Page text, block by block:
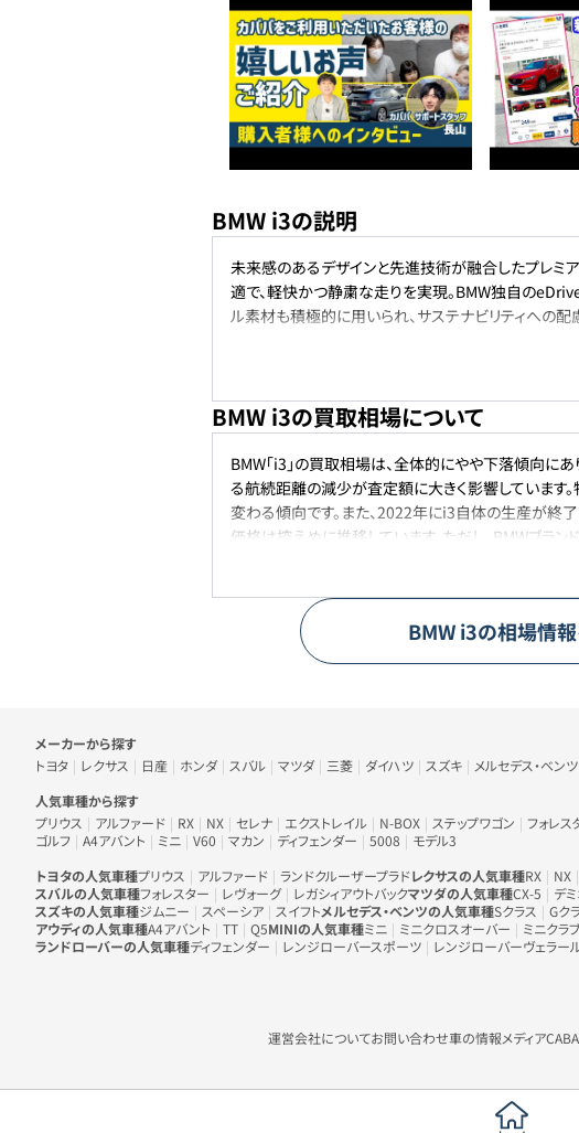
BMW i3の説明
未来感のあるデザインと先進技術が融合したプレミ
適で、軽快かつ静粛な走りを実現。BMW独自の
ル素材も積極的に用いられ、サステナビリティへの配
BMW i3の買取相場について
BMW「i3」の買取相場は、全体的にやや下落傾向に
る航続距離の減少が査定額に大きく影響しています
変わる傾向です。また、2022年にi3自体の生産が終
価格は控えめに推移しています。ただし、BMWブラ
出るケースもあります。今後も急激な値崩れは考え
BMW i3の相場情
車のメーカー・人気車種から探す
メーカーから探す
トヨタ
レクサス 日産 ホンダ スバル マツダ 三菱 ダイハツ スズキ メルセデス・ベンツ
人気車種から探す
プリウス
アルファード RX NX セレナ エクストレイル N-BOX ステップワゴン フォレス
ゴルフ
A4アバント ミニ V60 マカン ディフェンダー 5008
モデル3
トヨタの人気車種プリウス アルファード ランドクルーザープラドレクサスの人気車種RX NX
スバルの人気車種フォレスター レヴォーグ レガシィアウトバックマツダの人気車種CX-5 デ
スズキの人気車種ジムニー スペーシア スイフトメルセデス・ベンツの人気車種Sクラス Gク
アウディの人気車種A4アバント TT Q5MINIの人気車種ミニ ミニクロスオーバー ミニクラ
ランドローバーの人気車種ディフェンダー レンジローバースポーツ レンジローバーヴェラー
運営会社についてお問い合わせ車の情報メディア